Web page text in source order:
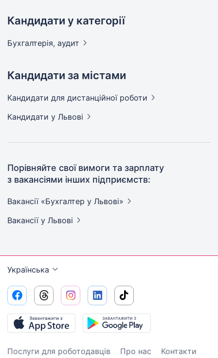
Кандидати у категорії
Бухгалтерія, аудит
Кандидати за містами
Кандидати для дистанційної роботи
Кандидати у Львові
Порівняйте свої вимоги та зарплату
з вакансіями інших підприємств:
Вакансії «Бухгалтер у Львові»
Вакансії у Львові
Українська
Послуги для роботодавців Про нас Контакти